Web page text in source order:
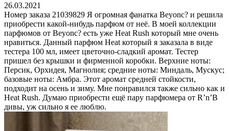
26.03.2021
Номер заказа 21039829 Я огромная фанатка Beyonc? и решила
приобрести какой-нибудь парфюм от неё. В моей коллекции
парфюмов от Beyonc? есть уже Heat Rush который мне очень
нравиться. Данный парфюм Heat который я заказала в виде
тестера 100 мл, имеет цветочно-сладкий аромат. Тестер
пришел без крышки и фирменной коробки. Верхние ноты:
Персик, Орхидея, Магнолия; средние ноты: Миндаль, Мускус;
базовые ноты: Амбра. Этот аромат средней стойкости,
подходит на осень и зиму. Мне понравился также сильно как и
Heat Rush. Думаю приобрести ещё пару парфюмера от R’n’B
дивы, уж сильно я ее люблю.